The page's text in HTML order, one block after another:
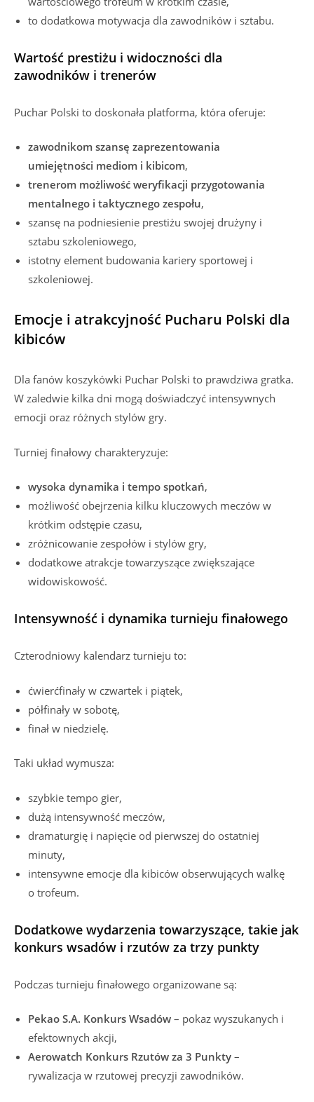
to dodatkowa motywacja dla zawodników i sztabu.
Wartość prestiżu i widoczności dla
zawodników i trenerów
Puchar Polski to doskonała platforma, która oferuje:
zawodnikom szansę zaprezentowania
umiejętności mediom i kibicom,
trenerom możliwość weryfikacji przygotowania
mentalnego i taktycznego zespołu,
szansę na podniesienie prestiżu swojej drużyny i
sztabu szkoleniowego,
istotny element budowania kariery sportowej i
szkoleniowej.
Emocje i atrakcyjność Pucharu Polski dla
kibiców
Dla fanów koszykówki Puchar Polski to prawdziwa gratka.
W zaledwie kilka dni mogą doświadczyć intensywnych
emocji oraz różnych stylów gry.
Turniej finałowy charakteryzuje:
wysoka dynamika i tempo spotkań,
możliwość obejrzenia kilku kluczowych meczów w
krótkim odstępie czasu,
zróżnicowanie zespołów i stylów gry,
dodatkowe atrakcje towarzyszące zwiększające
widowiskowość.
Intensywność i dynamika turnieju finałowego
Czterodniowy kalendarz turnieju to:
ćwierćfinały w czwartek i piątek,
półfinały w sobotę,
finał w niedzielę.
Taki układ wymusza:
szybkie tempo gier,
dużą intensywność meczów,
dramaturgię i napięcie od pierwszej do ostatniej
minuty,
intensywne emocje dla kibiców obserwujących walkę
o trofeum.
Dodatkowe wydarzenia towarzyszące, takie jak
konkurs wsadów i rzutów za trzy punkty
Podczas turnieju finałowego organizowane są:
Pekao S.A. Konkurs Wsadów – pokaz wyszukanych i
efektownych akcji,
Aerowatch Konkurs Rzutów za 3 Punkty –
rywalizacja w rzutowej precyzji zawodników.